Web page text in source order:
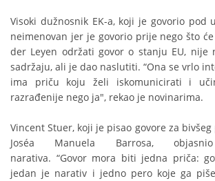
Visoki dužnosnik EK-a, koji je govorio pod
neimenovan jer je govorio prije nego što
der Leyen održati govor o stanju EU,
sadržaju, ali je dao naslutiti. “Ona se vrlo
ima priču koju želi iskomunicirati i
razrađenije nego ja", rekao je novinarima.
Vincent Stuer, koji je pisao govore za
Joséa Manuela Barrosa,
narativa. “Govor mora biti jedna priča:
jedan je narativ i jedno pero koje ga